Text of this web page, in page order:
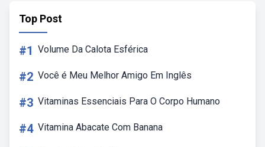
Top Post
#1 Volume Da Calota Esférica
#2 Você é Meu Melhor Amigo Em Inglês
#3 Vitaminas Essenciais Para O Corpo Humano
#4 Vitamina Abacate Com Banana